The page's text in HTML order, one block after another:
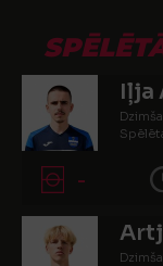
Iļja
-